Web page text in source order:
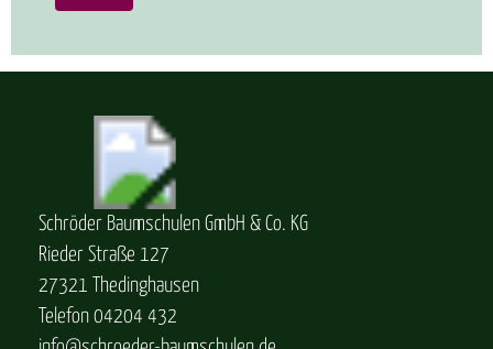
Schröder Baumschulen GmbH & Co. KG
Rieder Straße 127
27321 Thedinghausen
Telefon 04204 432